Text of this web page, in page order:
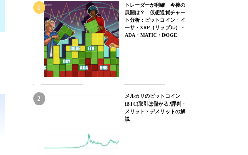
トレーダーが利確 今後の
展開は？ 仮想通貨チャー
ト分析：ビットコイン・イ
ーサ・XRP（リップル）・
ADA・MATIC・DOGE
メルカリのビットコイン
(BTC)取引は儲かる?評判・
メリット・デメリットの解
説